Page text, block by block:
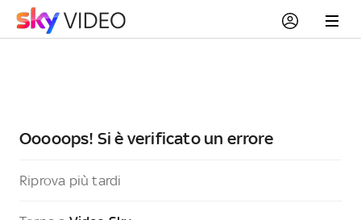
Ooooops! Si è verificato un errore
Riprova più tardi